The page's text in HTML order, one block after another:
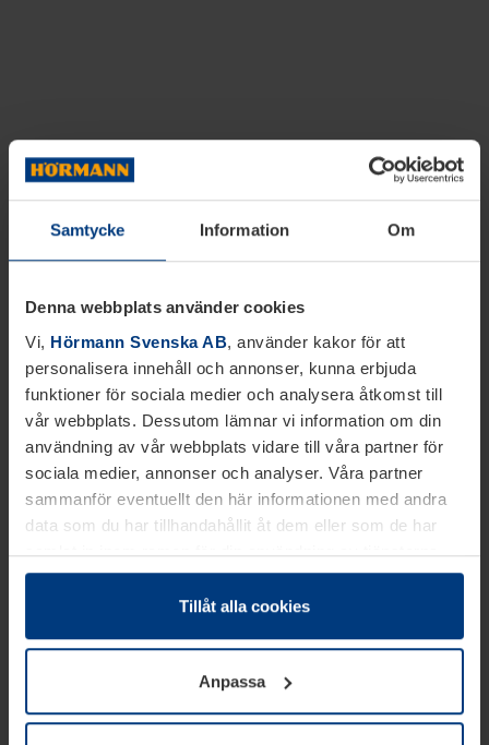
Samtycke Information Om
Denna webbplats använder cookies
Vi, Hörmann Svenska AB, använder kakor för att
personalisera innehåll och annonser, kunna erbjuda
funktioner för sociala medier och analysera åtkomst till
vår webbplats. Dessutom lämnar vi information om din
användning av vår webbplats vidare till våra partner för
sociala medier, annonser och analyser. Våra partner
sammanför eventuellt den här informationen med andra
data som du har tillhandahållit åt dem eller som de har
samlat in inom ramen för din användning av tjänsterna.
Juridiskt kan vi lagra kakor på din enhet, om de är
absolut nödvändiga för driften av den här webbplatsen.
godkännande kan du när som helst ändra eller återkalla i
informationen om kakor underDataskyddsförklaring
vår webbplats.
Tillåt alla cookies
Anpassa